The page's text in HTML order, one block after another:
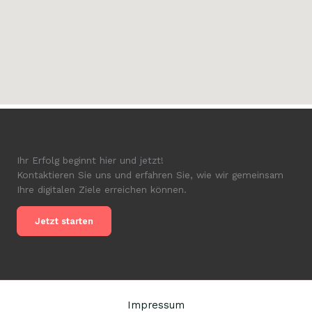
Ihr Erfolg beginnt hier und jetzt!
Kontaktieren Sie uns und erfahren Sie, wie wir gemeinsam
Ihre digitalen Ziele erreichen können.
Jetzt starten
Impressum